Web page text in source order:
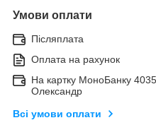
Умови оплати
Післяплата
Оплата на рахунок
На картку МоноБанку
Олександр
Всі умови оплати